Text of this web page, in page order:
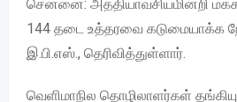
சென்னை: அத்தியாவசியமின்றி
144 தடை உத்தரவை கடுமையாக்க
இ.பி.எஸ்., தெரிவித்துள்ளார்.
வெளிமாநில தொழிலாளர்கள்